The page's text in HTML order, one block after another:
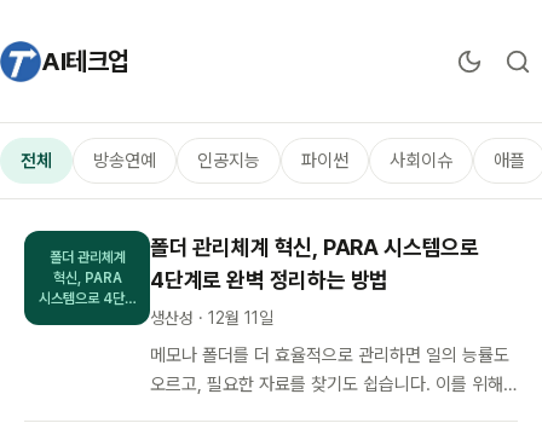
AI테크업
전체 방송연예 인공지능 파이썬 사회이슈 애플
폴더 관리체계
혁신, PARA
시스템으로 4단…
폴더 관리체계 혁신, PARA 시스템으로
4단계로 완벽 정리하는 방법
생산성 · 12월 11일
메모나 폴더를 더 효율적으로 관리하면 일의 능률도
오르고, 필요한 자료를 찾기도 쉽습니다. 이를 위해